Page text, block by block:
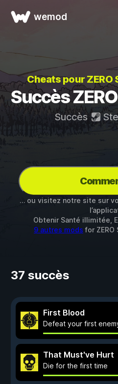
wemod
Cheats pour
Succès
Succès
… ou visitez notre site sur
Obtenir Santé illimitée,
9 autres mods for
37 succès
First Blood
Defeat your first
That Must've Hurt
Die for the first time